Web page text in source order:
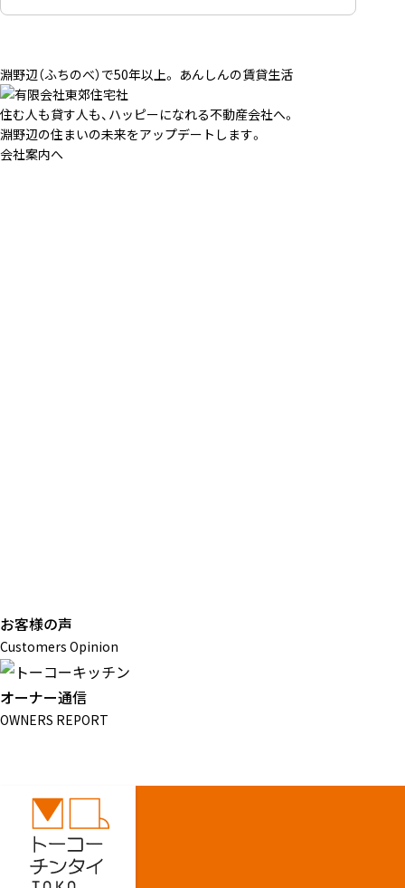
淵野辺（ふちのべ）で50年以上。 あんしんの賃貸生活
住む人も貸す人も、ハッピーになれる不動産会社へ。
淵野辺の住まいの未来をアップデートします。
会社案内へ
お客様の声
Customers Opinion
オーナー通信
OWNERS REPORT